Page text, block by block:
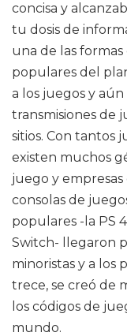
concisa y
tu dosis de
una de las
populares del
a los juegos y aún
transmisiones de
sitios. Con tantos
existen muchos
juego y
consolas de
populares -la PS
Switch- llegaron
minoristas y a los
trece, se creó de
los códigos de
mundo.